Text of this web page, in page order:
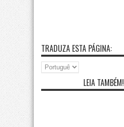
TRADUZA ESTA PÁGINA:
LEIA TAMBÉM!